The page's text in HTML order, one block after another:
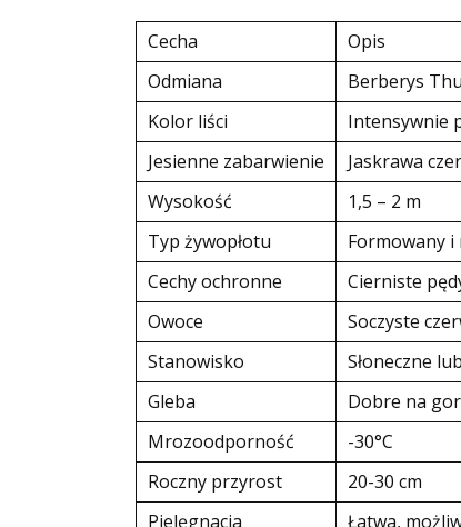
Cecha
Opis
Odmiana
Berberys
Kolor liści
Intensywnie
Jesienne zabarwienie
Jaskrawa
Wysokość
1,5 – 2 m
Typ żywopłotu
Formowany
Cechy ochronne
Cierniste
Owoce
Soczyste
Stanowisko
Słoneczne
Gleba
Dobre na
Mrozoodporność
-30°C
Roczny przyrost
20-30 cm
Pielęgnacja
Łatwa,